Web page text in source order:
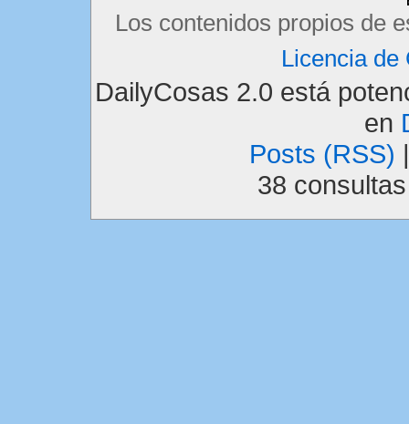
Los contenidos propios de
Licencia de
DailyCosas 2.0 está
en
Posts (RSS)
38